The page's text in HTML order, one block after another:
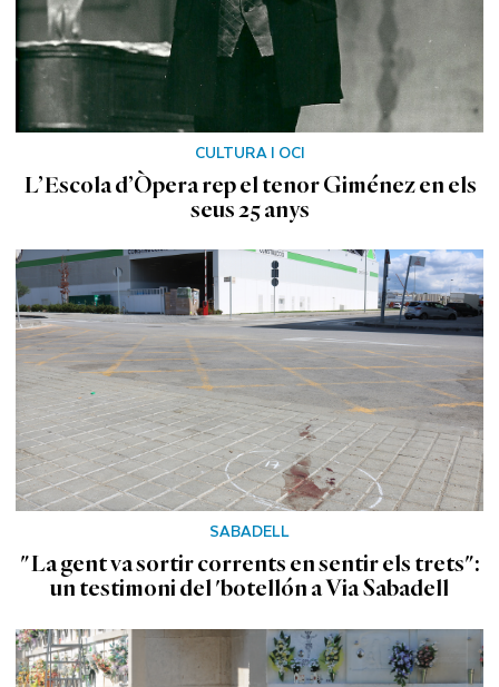
CULTURA I OCI
L’Escola d’Òpera rep el tenor Giménez en els
seus 25 anys
SABADELL
"La gent va sortir corrents en sentir els trets":
un testimoni del 'botellón a Via Sabadell